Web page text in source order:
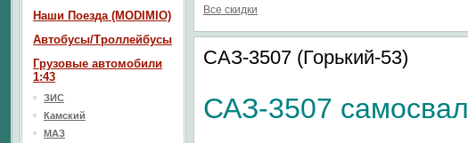
Все скидки
САЗ-3507 (Горький-53)
САЗ-3507 самосвал
Наши Поезда (MODIMIO)
Автобусы/Троллейбусы
Грузовые автомобили
1:43
ЗИС
Камский
МАЗ